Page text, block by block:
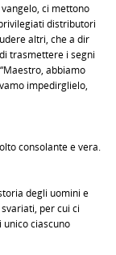
ci mettono
distributori
altri, che a dir
trasmettere i segni
abbiamo
impedirglielo,
consolante e vera.
degli uomini e
per cui ci
ciascuno